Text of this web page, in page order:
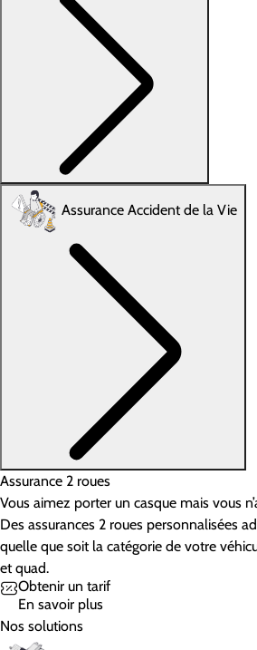
Assurance Accident de la Vie
Assurance 2 roues
Vous aimez porter un casque mais vous
Des assurances 2 roues personnalisées
quelle que soit la catégorie de votre
et quad.
Obtenir un tarif
En savoir plus
Nos solutions